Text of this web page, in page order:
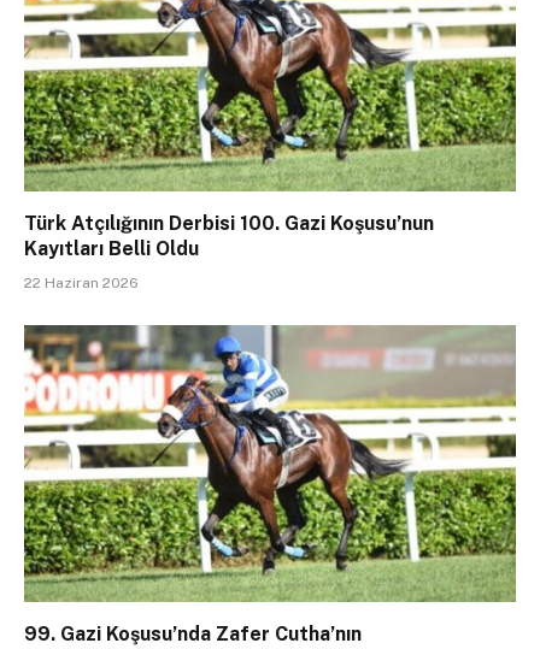
Türk Atçılığının Derbisi 100. Gazi Koşusu’nun
Kayıtları Belli Oldu
22 Haziran 2026
99. Gazi Koşusu’nda Zafer Cutha’nın